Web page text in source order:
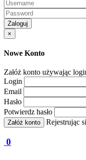
Zaloguj
×
Nowe Konto
Załóż konto używając
Login
Email
Hasło
Potwierdz hasło
Załóż konto Rejestrując
0